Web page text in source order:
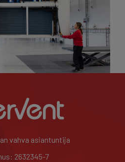
vahva asiantuntija
2632345-7